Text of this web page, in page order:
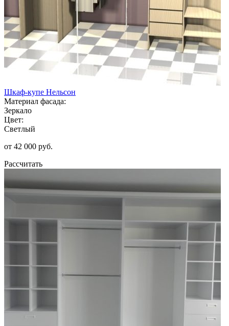
Шкаф-купе Нельсон
Материал фасада:
Зеркало
Цвет:
Светлый
от 42 000 руб.
Рассчитать